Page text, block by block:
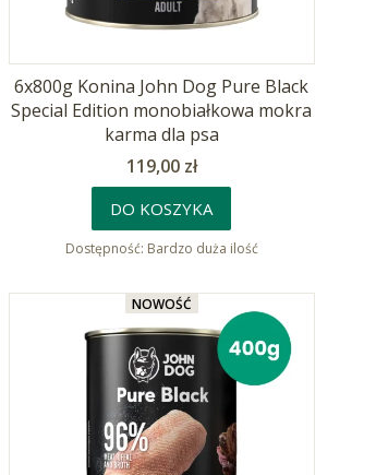
6x800g Konina John Dog Pure Black
Special Edition monobiałkowa mokra
karma dla psa
Cena
119,00 zł
DO KOSZYKA
Dostępność: Bardzo duża ilość
NOWOŚĆ